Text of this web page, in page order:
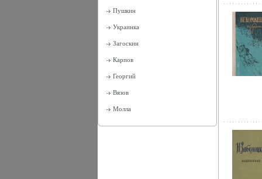
Пушкин
Украинка
Загоскин
Карпов
Георгий
Вязов
Молла